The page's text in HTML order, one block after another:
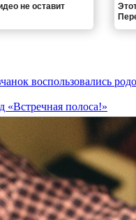
не оставит
воспользовались
«Встречная полоса!»